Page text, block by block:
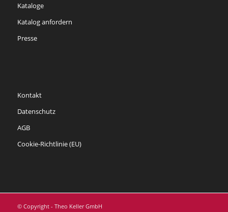
Kataloge
Katalog anfordern
Presse
Kontakt
Datenschutz
AGB
Cookie-Richtlinie (EU)
© Copyright - Theo Keller GmbH